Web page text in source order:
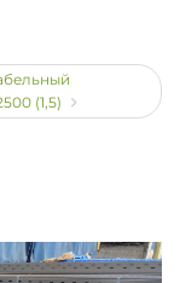
(1,5)